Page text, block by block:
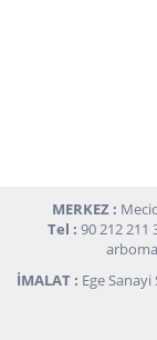
MERKEZ :
Tel : 90 212 211
İMALAT : Ege